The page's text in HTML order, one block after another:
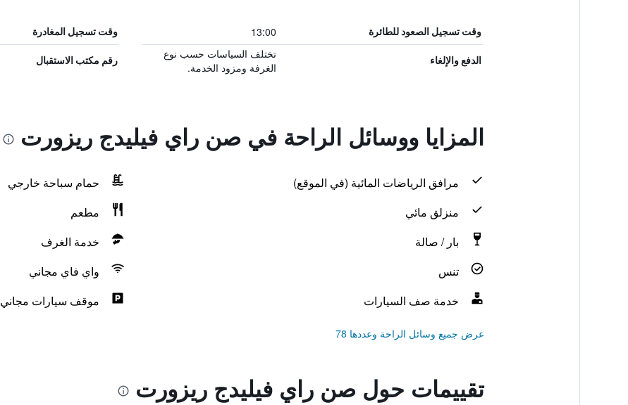
وقت تسجيل الصعود للطائرة 13:00 وقت تسجيل المغادرة
الدفع والإلغاء
تختلف السياسات حسب نوع
الغرفة ومزود الخدمة.
رقم مكتب الاستقبال
المزايا ووسائل الراحة في صن راي فيليدج ريزورت
مرافق الرياضات المائية (في الموقع)
حمام سباحة خارجي
منزلق مائي
مطعم
بار / صالة
خدمة الغرف
تنس
واي فاي مجاني
خدمة صف السيارات
موقف سيارات مجاني
عرض جميع وسائل الراحة وعددها 78
تقييمات حول صن راي فيليدج ريزورت